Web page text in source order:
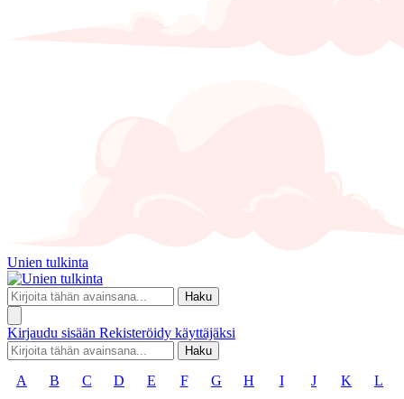
Unien tulkinta
Haku
Kirjaudu sisään Rekisteröidy käyttäjäksi
Haku
A B C D E F G H I J K L